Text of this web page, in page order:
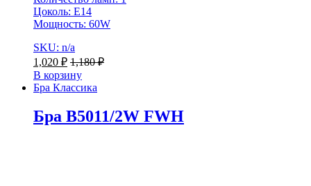
Цоколь: Е14
Мощность: 60W
SKU: n/a
1,020 ₽ 1,180₽
В корзину
Бра Классика
Бра B5011/2W FWH